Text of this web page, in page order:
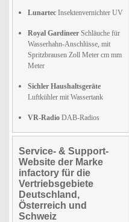
Lunartec Insektenvernichter UV
Royal Gardineer Schläuche für
Wasserhahn-Anschlüsse, mit
Spritzbrausen Zoll Meter cm mm
Meter
Sichler Haushaltsgeräte
Luftkühler mit Wassertank
VR-Radio DAB-Radios
Service- & Support-
Website der Marke
infactory für die
Vertriebsgebiete
Deutschland,
Österreich und
Schweiz